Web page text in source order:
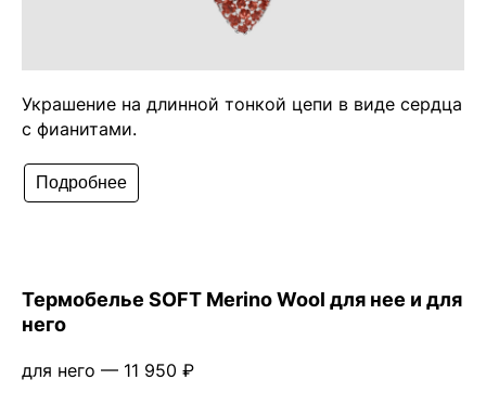
Украшение на длинной тонкой цепи в виде сердца
с фианитами.
Подробнее
Термобелье SOFT Merino Wool для нее и для
него
для него — 11 950 ₽